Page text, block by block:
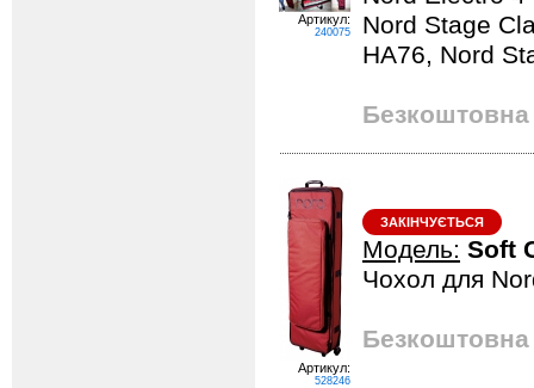
Артикул:
240075
Nord Stage
HA76, Nord
Безкоштовна
Артикул:
528246
ЗАКІНЧУЄТЬСЯ
Модель: Soft
Чохол для
Безкоштовна